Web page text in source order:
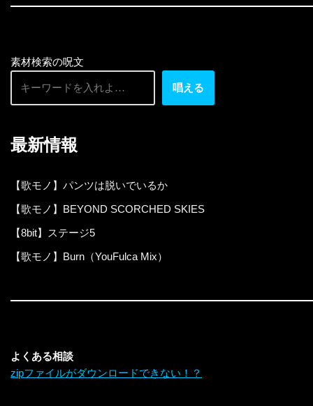
素材検索の呪文
唱える
最新情報
【歌モノ】パンツは脱いでいるか
【歌モノ】BEYOND SCORCHED SKIES
【8bit】ステージ5
【歌モノ】Burn（YouFulca Mix）
よくある相談
zipファイルがダウンロードできない！？